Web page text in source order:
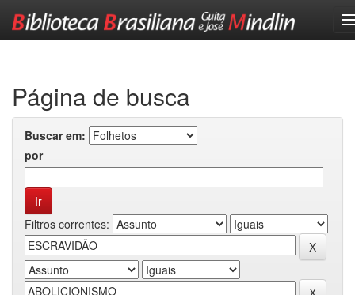
Página de busca
Buscar em:
por
Filtros correntes: